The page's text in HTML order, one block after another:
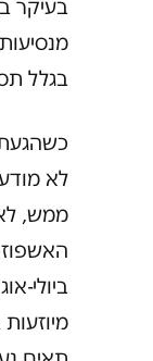
בעיקר
בגלל
לא
ממש,